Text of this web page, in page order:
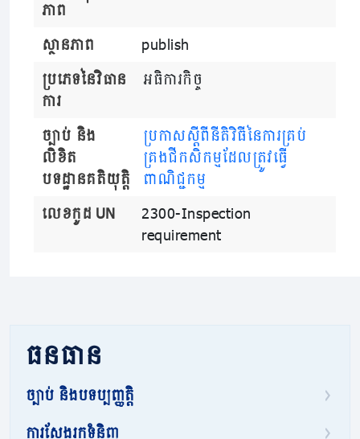
ភាព
ស្ថានភាព
publish
ប្រភេទនៃវិធាន
ការ
អធិការកិច្ច
ច្បាប់ និង
លិខិត
បទដ្ឋានគតិយុត្តិ
ប្រកាសស្តីពីនីតិវិធីនៃការគ្រប់
គ្រងជីកសិកម្មដែលត្រូវធ្វើ
ពាណិជ្ជកម្ម
លេខកូដ UN
2300-Inspection
requirement
ធនធាន
ច្បាប់ និងបទប្បញ្ញត្តិ
ការស្វែងរកទំនិញ